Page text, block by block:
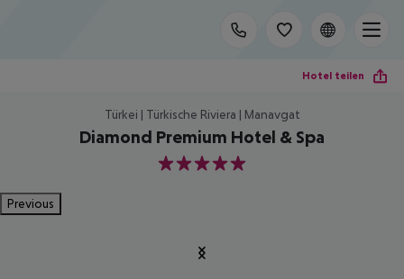
Hotel teilen
Türkei | Türkische Riviera | Manavgat
Diamond Premium Hotel & Spa
5
Previous